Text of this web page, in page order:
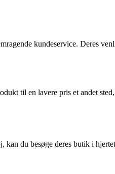
kundeservice. Deres
til en lavere pris et andet
du besøge deres butik i